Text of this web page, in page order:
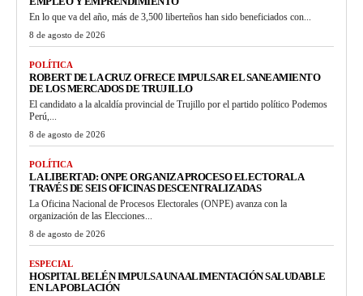
En lo que va del año, más de 3,500 liberteños han sido beneficiados con...
8 de agosto de 2026
POLÍTICA
ROBERT DE LA CRUZ OFRECE IMPULSAR EL SANEAMIENTO
DE LOS MERCADOS DE TRUJILLO
El candidato a la alcaldía provincial de Trujillo por el partido político Podemos
Perú,...
8 de agosto de 2026
POLÍTICA
LA LIBERTAD: ONPE ORGANIZA PROCESO ELECTORAL A
TRAVÉS DE SEIS OFICINAS DESCENTRALIZADAS
La Oficina Nacional de Procesos Electorales (ONPE) avanza con la
organización de las Elecciones...
8 de agosto de 2026
ESPECIAL
HOSPITAL BELÉN IMPULSA UNA ALIMENTACIÓN SALUDABLE
EN LA POBLACIÓN